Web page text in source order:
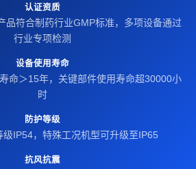
认证资质
品符合制药行业GMP标准，多项设备通过
行业专项检测
设备使用寿命
命＞15年，关键部件使用寿命超30000小
时
防护等级
级IP54，特殊工况机型可升级至IP65
抗风抗震